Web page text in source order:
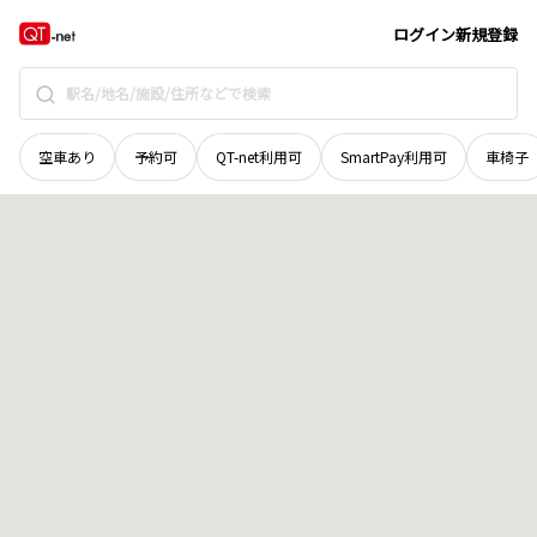
ログイン新規登録
空車あり 予約可 QT-net利用可 SmartPay利用可 車椅子
北海道